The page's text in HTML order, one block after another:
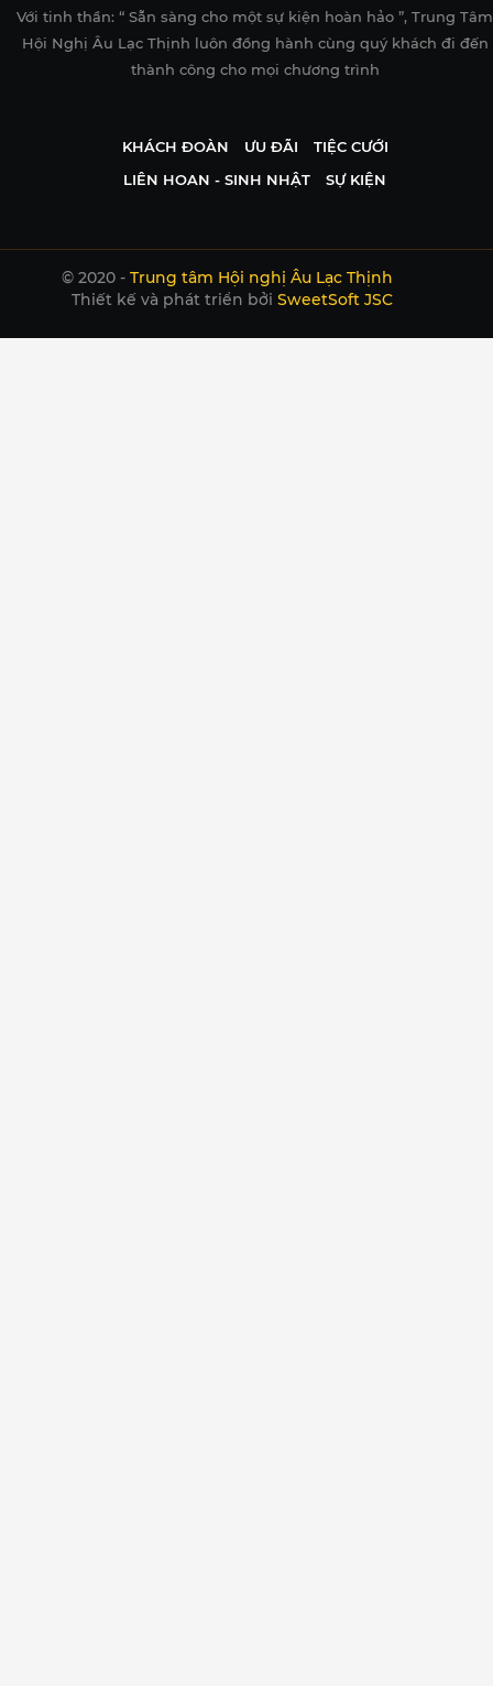
Với tinh thần: “ Sẵn sàng cho một sự kiện hoàn hảo ”, Trung Tâm
Hội Nghị Âu Lạc Thịnh luôn đồng hành cùng quý khách đi đến
thành công cho mọi chương trình
KHÁCH ĐOÀN ƯU ĐÃI
TIỆC CƯỚI
LIÊN HOAN - SINH NHẬT
SỰ KIỆN
© 2020 - Trung tâm Hội nghị Âu Lạc Thịnh
Thiết kế và phát triển bởi SweetSoft JSC